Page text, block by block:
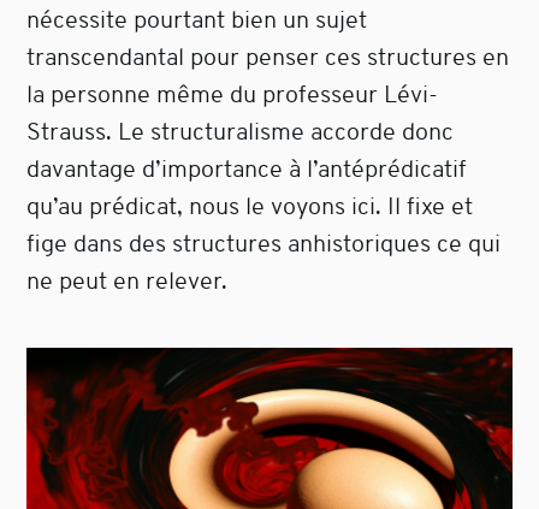
nécessite pourtant bien un sujet
transcendantal pour penser ces structures en
la personne même du professeur Lévi-
Strauss. Le structuralisme accorde donc
davantage d’importance à l’antéprédicatif
qu’au prédicat, nous le voyons ici. Il fixe et
fige dans des structures anhistoriques ce qui
ne peut en relever.